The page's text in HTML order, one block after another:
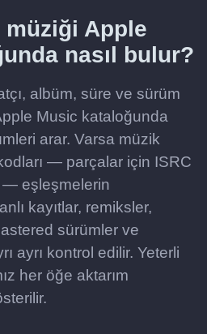
müziği Apple
nasıl bulur?
albüm, süre ve sürüm
Music kataloğunda
arar. Varsa müzik
— parçalar için ISRC
— eşleşmelerin
kayıtlar, remiksler,
sürümler ve
ayrı kontrol edilir. Yeterli
her öğe aktarım